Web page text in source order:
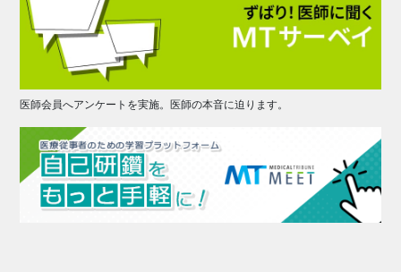
医師会員へアンケートを実施。医師の本音に迫ります。